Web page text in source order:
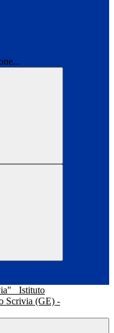
Istituto
Scrivia (GE) -